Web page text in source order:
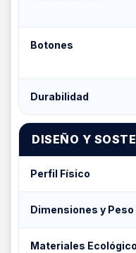
Botones
Durabilidad
DISEÑO Y
Perfil Físico
Dimensiones y Peso
Materiales